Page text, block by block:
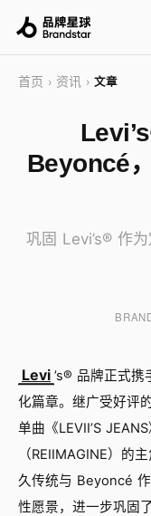
首页 › 资讯 › 文章
Beyoncé
巩固 Levi’s® 作
Levi ’s® 品牌正式
化篇章。继广受好评
单曲《LEVII’S
（REIIMAGINE）的
久传统与 Beyoncé
性愿景，进一步巩固